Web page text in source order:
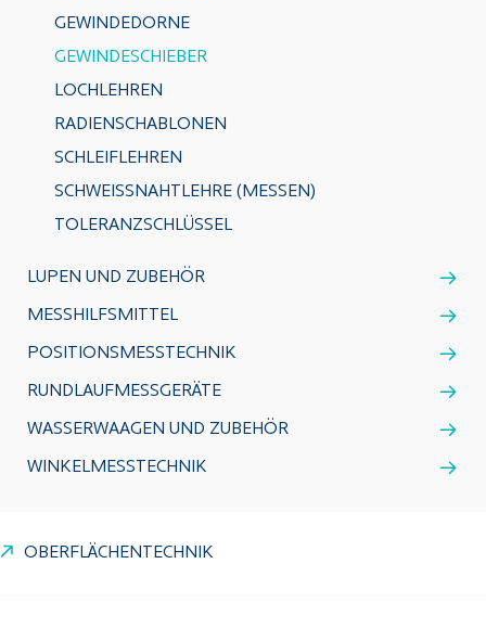
GEWINDEDORNE
GEWINDESCHIEBER
LOCHLEHREN
RADIENSCHABLONEN
SCHLEIFLEHREN
SCHWEISSNAHTLEHRE (MESSEN)
TOLERANZSCHLÜSSEL
LUPEN UND ZUBEHÖR
MESSHILFSMITTEL
POSITIONSMESSTECHNIK
RUNDLAUFMESSGERÄTE
WASSERWAAGEN UND ZUBEHÖR
WINKELMESSTECHNIK
OBERFLÄCHENTECHNIK